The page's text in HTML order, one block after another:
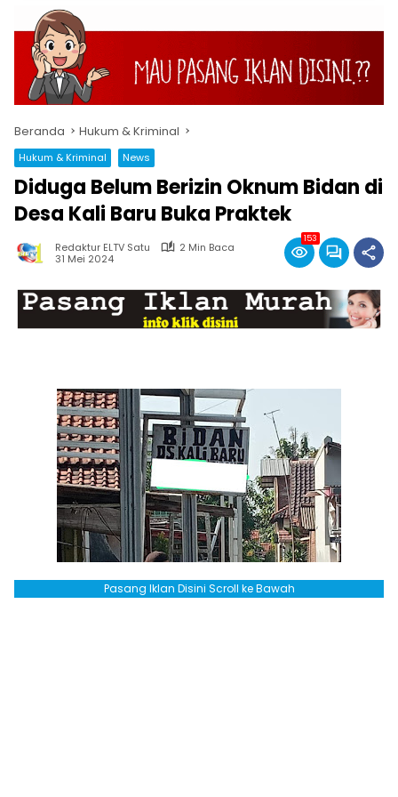
Beranda Hukum & Kriminal
Hukum & Kriminal News
Diduga Belum Berizin Oknum Bidan di
Desa Kali Baru Buka Praktek
Redaktur ELTV Satu
2 Min Baca
31 Mei 2024
153
Pasang Iklan Disini Scroll ke Bawah